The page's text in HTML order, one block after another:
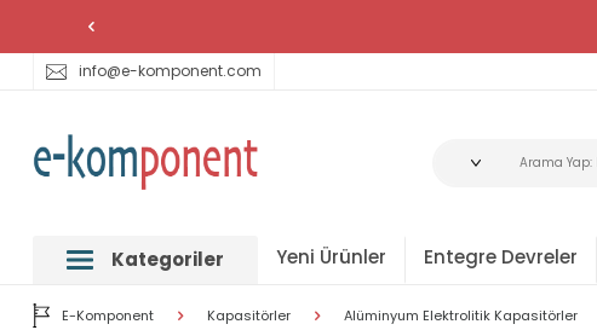
info@e-komponent.com
Kategoriler Yeni Ürünler Entegre Devreler
E-Komponent Kapasitörler Alüminyum Elektrolitik Kapasitörler